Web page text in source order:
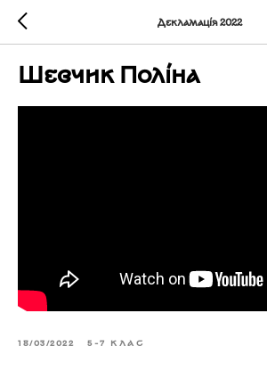
Декламація 2022
Шевчик Поліна
18/03/2022 5-7 КЛАС